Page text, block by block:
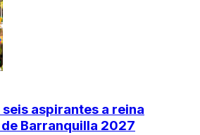
seis aspirantes a reina
Barranquilla 2027